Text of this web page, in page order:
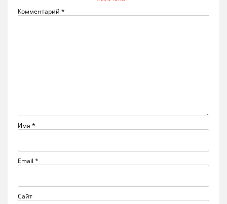
Комментарий *
Имя *
Email *
Сайт